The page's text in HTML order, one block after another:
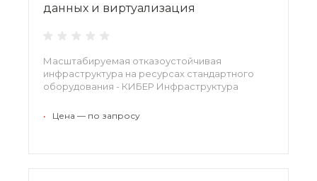
данных и виртуализация
Масштабируемая отказоустойчивая
инфраструктура на ресурсах стандартного
оборудования - КИБЕР Инфраструктура
• Цена — по запросу